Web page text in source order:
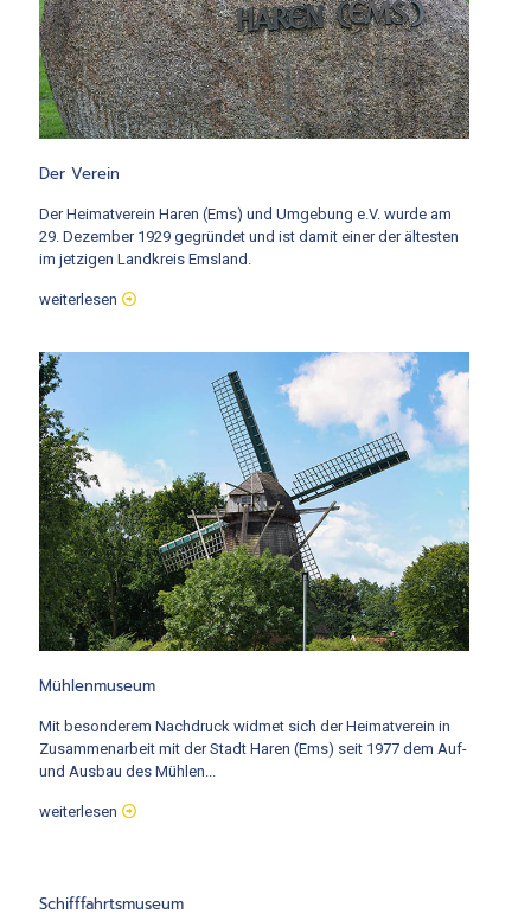
Der Verein
Der Heimatverein Haren (Ems) und Umgebung e.V. wurde am
29. Dezember 1929 gegründet und ist damit einer der ältesten
im jetzigen Landkreis Emsland.
weiterlesen
Mühlenmuseum
Mit besonderem Nachdruck widmet sich der Heimatverein in
Zusammenarbeit mit der Stadt Haren (Ems) seit 1977 dem Auf-
und Ausbau des Mühlen...
weiterlesen
Schifffahrtsmuseum